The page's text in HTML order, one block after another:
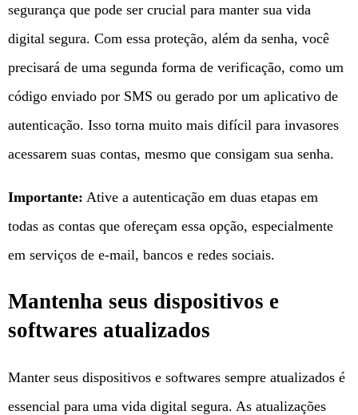
segurança que pode ser crucial para manter sua vida
digital segura. Com essa proteção, além da senha, você
precisará de uma segunda forma de verificação, como um
código enviado por SMS ou gerado por um aplicativo de
autenticação. Isso torna muito mais difícil para invasores
acessarem suas contas, mesmo que consigam sua senha.
Importante: Ative a autenticação em duas etapas em
todas as contas que ofereçam essa opção, especialmente
em serviços de e-mail, bancos e redes sociais.
Mantenha seus dispositivos e
softwares atualizados
Manter seus dispositivos e softwares sempre atualizados é
essencial para uma vida digital segura. As atualizações